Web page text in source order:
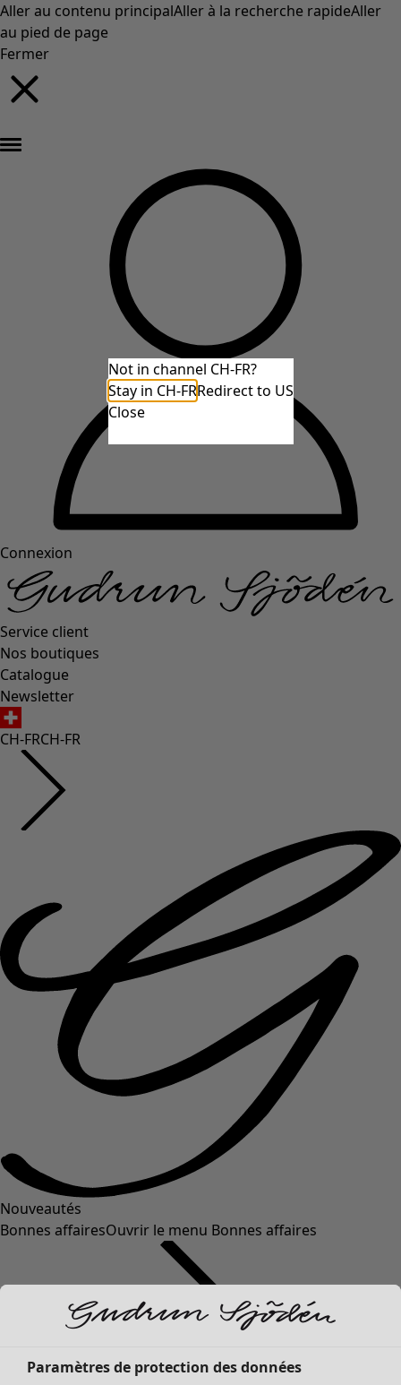
Aller au contenu principalAller à la recherche rapideAller
au pied de page
Fermer
Connexion
Service client
Nos boutiques
Catalogue
Newsletter
CH-FRCH-FR
Nouveautés
Bonnes affairesOuvrir le menu Bonnes affaires
Not in channel CH-FR?
Stay in CH-FRRedirect to US
Close
Paramètres de protection des données